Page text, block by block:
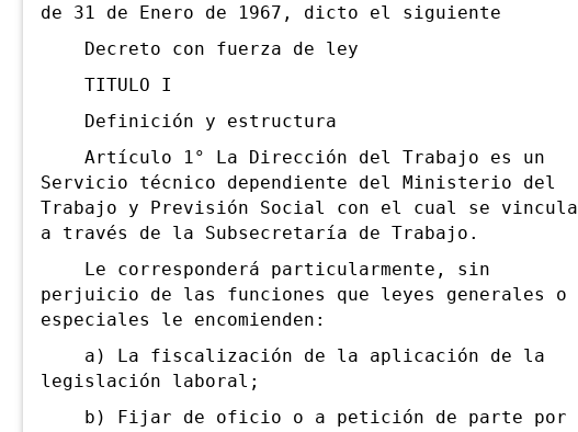
de 31 de Enero de 1967, dicto el siguiente
Decreto con fuerza de ley
TITULO I
Definición y estructura
Artículo 1° La Dirección del Trabajo es un
Servicio técnico dependiente del Ministerio del
Trabajo y Previsión Social con el cual se vincula
a través de la Subsecretaría de Trabajo.
Le corresponderá particularmente, sin
perjuicio de las funciones que leyes generales o
especiales le encomienden:
a) La fiscalización de la aplicación de la
legislación laboral;
b) Fijar de oficio o a petición de parte por